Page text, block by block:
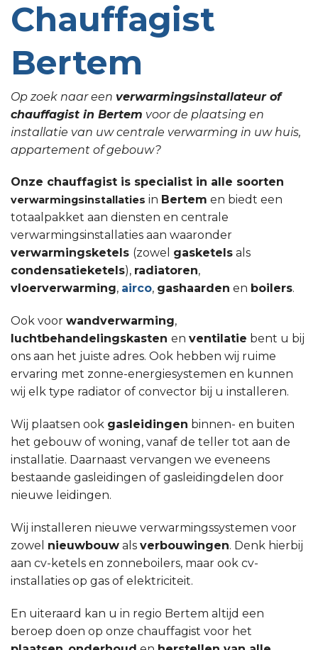
Chauffagist
Bertem
Op zoek naar een verwarmingsinstallateur of
chauffagist in Bertem voor de plaatsing en
installatie van uw centrale verwarming in uw huis,
appartement of gebouw?
Onze chauffagist is specialist in alle soorten
verwarmingsinstallaties in Bertem en biedt een
totaalpakket aan diensten en centrale
verwarmingsinstallaties aan waaronder
verwarmingsketels (zowel gasketels als
condensatieketels), radiatoren,
vloerverwarming, airco, gashaarden en boilers.
Ook voor wandverwarming,
luchtbehandelingskasten en ventilatie bent u bij
ons aan het juiste adres. Ook hebben wij ruime
ervaring met zonne-energiesystemen en kunnen
wij elk type radiator of convector bij u installeren.
Wij plaatsen ook gasleidingen binnen- en buiten
het gebouw of woning, vanaf de teller tot aan de
installatie. Daarnaast vervangen we eveneens
bestaande gasleidingen of gasleidingdelen door
nieuwe leidingen.
Wij installeren nieuwe verwarmingssystemen voor
zowel nieuwbouw als verbouwingen. Denk hierbij
aan cv-ketels en zonneboilers, maar ook cv-
installaties op gas of elektriciteit.
En uiteraard kan u in regio Bertem altijd een
beroep doen op onze chauffagist voor het